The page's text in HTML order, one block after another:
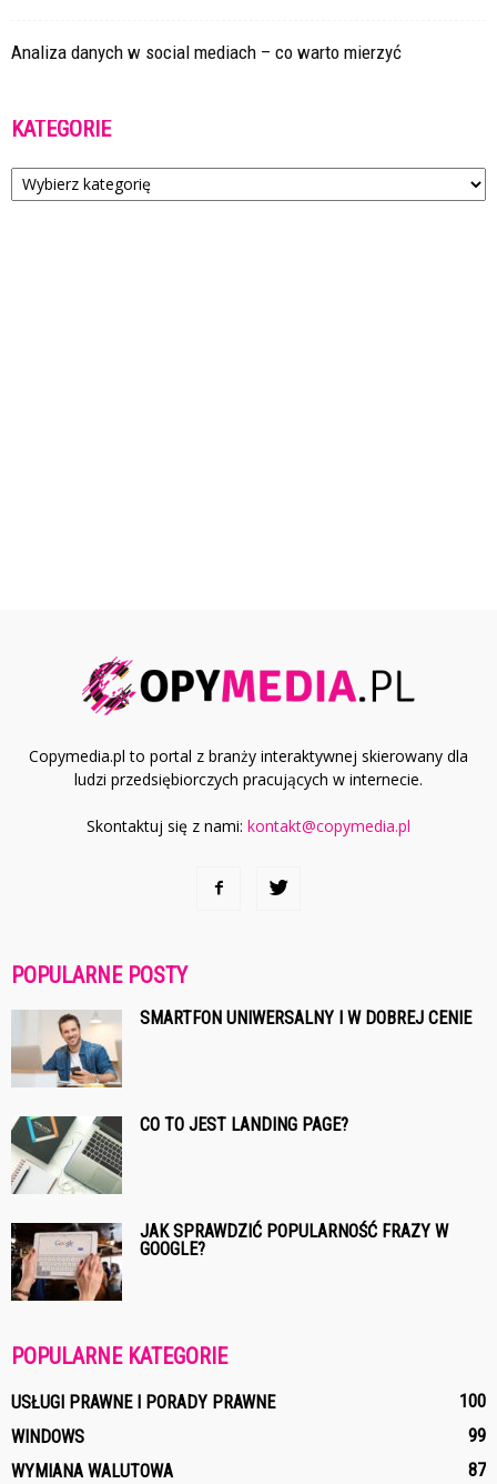
Analiza danych w social mediach – co warto mierzyć
KATEGORIE
Kategorie
Copymedia.pl to portal z branży interaktywnej skierowany dla
ludzi przedsiębiorczych pracujących w internecie.
Skontaktuj się z nami: kontakt@copymedia.pl
POPULARNE POSTY
SMARTFON UNIWERSALNY I W DOBREJ CENIE
CO TO JEST LANDING PAGE?
JAK SPRAWDZIĆ POPULARNOŚĆ FRAZY W
GOOGLE?
POPULARNE KATEGORIE
USŁUGI PRAWNE I PORADY PRAWNE
100
WINDOWS
99
WYMIANA WALUTOWA
87